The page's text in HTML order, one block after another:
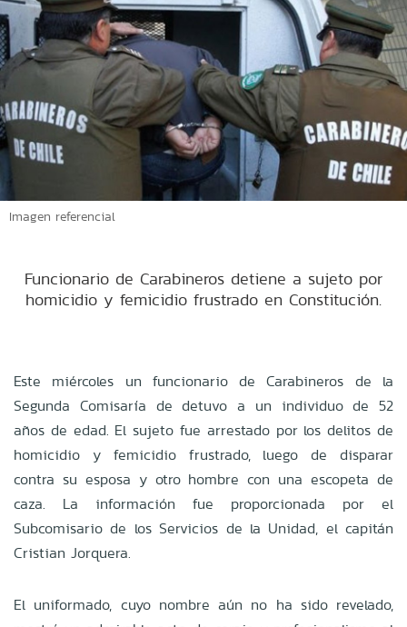
Imagen referencial
Funcionario de Carabineros detiene a sujeto por
homicidio y femicidio frustrado en Constitución.
Este miércoles un funcionario de Carabineros de la
Segunda Comisaría de detuvo a un individuo de 52
años de edad. El sujeto fue arrestado por los delitos de
homicidio y femicidio frustrado, luego de disparar
contra su esposa y otro hombre con una escopeta de
caza. La información fue proporcionada por el
Subcomisario de los Servicios de la Unidad, el capitán
Cristian Jorquera.
El uniformado, cuyo nombre aún no ha sido revelado,